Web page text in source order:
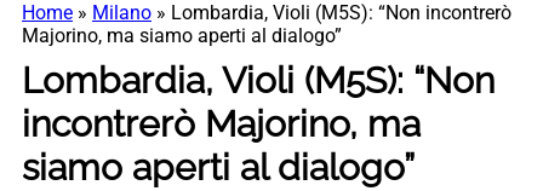
Home » Milano » Lombardia, Violi (M5S): “Non incontrerò
Majorino, ma siamo aperti al dialogo”
Lombardia, Violi (M5S): “Non
incontrerò Majorino, ma
siamo aperti al dialogo”